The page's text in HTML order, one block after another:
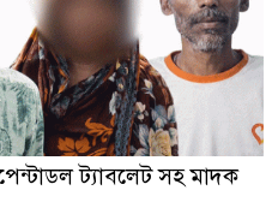
ট্যাবলেট সহ মাদক